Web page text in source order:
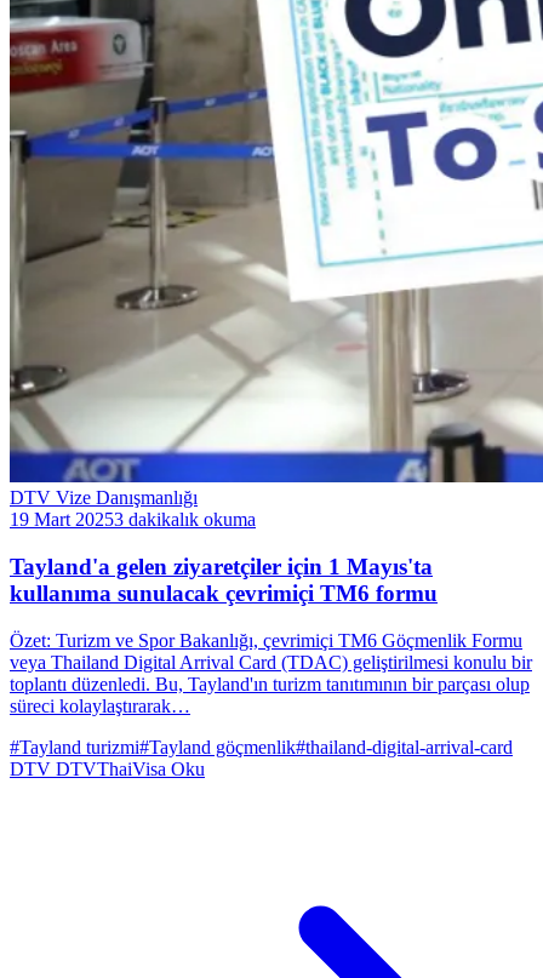
DTV Vize Danışmanlığı
19 Mart 20253 dakikalık okuma
Tayland'a gelen ziyaretçiler için 1 Mayıs'ta
kullanıma sunulacak çevrimiçi TM6 formu
Özet: Turizm ve Spor Bakanlığı, çevrimiçi TM6 Göçmenlik Formu
veya Thailand Digital Arrival Card (TDAC) geliştirilmesi konulu bir
toplantı düzenledi. Bu, Tayland'ın turizm tanıtımının bir parçası olup
süreci kolaylaştırarak…
#Tayland turizmi#Tayland göçmenlik#thailand-digital-arrival-card
DTV DTVThaiVisa Oku